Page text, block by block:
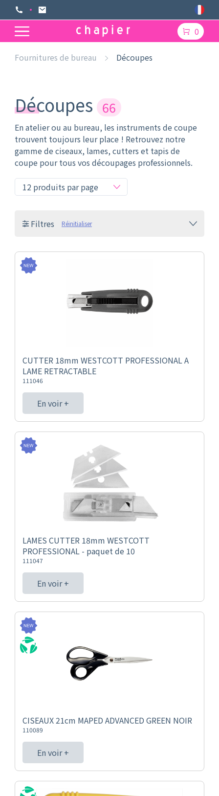
0
Fournitures de bureau Découpes
Découpes 66
En atelier ou au bureau, les instruments de coupe
trouvent toujours leur place ! Retrouvez notre
gamme de ciseaux, lames, cutters et tapis de
coupe pour tous vos découpages professionnels.
Filtres Réinitialiser
CUTTER 18mm WESTCOTT PROFESSIONAL A
LAME RETRACTABLE
111046
En voir +
LAMES CUTTER 18mm WESTCOTT
PROFESSIONAL - paquet de 10
111047
En voir +
CISEAUX 21cm MAPED ADVANCED GREEN NOIR
110089
En voir +